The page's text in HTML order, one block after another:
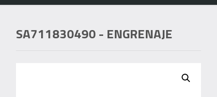
SA711830490 - ENGRENAJE